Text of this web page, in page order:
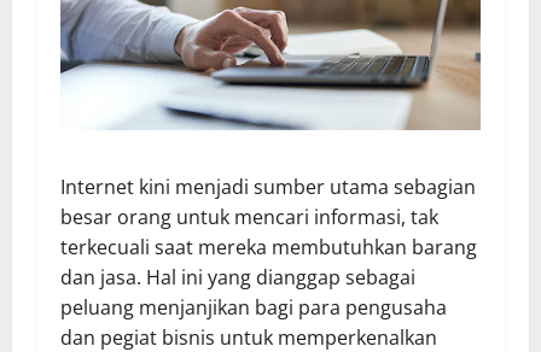
Internet kini menjadi sumber utama sebagian
besar orang untuk mencari informasi, tak
terkecuali saat mereka membutuhkan barang
dan jasa. Hal ini yang dianggap sebagai
peluang menjanjikan bagi para pengusaha
dan pegiat bisnis untuk memperkenalkan